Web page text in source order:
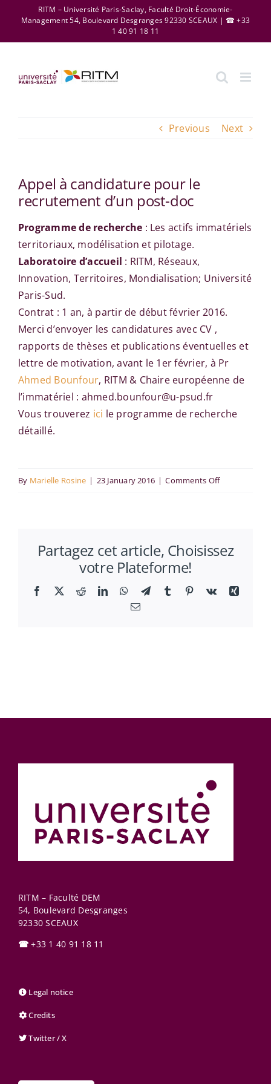
content
RITM – Université Paris-Saclay, Faculté Droit-Économie-
Management 54, Boulevard Desgranges 92330 SCEAUX | ☎ +33
1 40 91 18 11
Previous Next
Appel à candidature pour le
recrutement d’un post-doc
Programme de recherche : Les actifs immatériels
territoriaux, modélisation et pilotage.
Laboratoire d’accueil : RITM, Réseaux,
Innovation, Territoires, Mondialisation; Université
Paris-Sud.
Contrat : 1 an, à partir de début février 2016.
Merci d’envoyer les candidatures avec CV ,
rapports de thèses et publications éventuelles et
lettre de motivation, avant le 1er février, à Pr
Ahmed Bounfour, RITM & Chaire européenne de
l’immatériel : ahmed.bounfour@u-psud.fr
Vous trouverez ici le programme de recherche
détaillé.
By Marielle Rosine | 23 January 2016 | Comments Offon
pour
d’un
Partagez cet article, Choisissez
votre Plateforme!
Facebook
X RedditLinkedInWhatsApp
TelegramTumblr Pinterest
Vk
Xing
Email
RITM – Faculté DEM
54, Boulevard Desgranges
92330 SCEAUX
☎ +33 1 40 91 18 11
Legal notice
Credits
Twitter / X